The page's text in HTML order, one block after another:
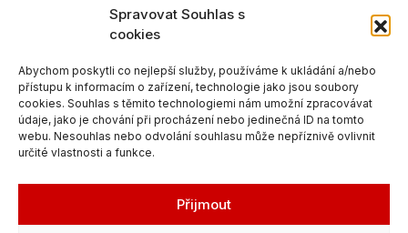
Spravovat Souhlas s
cookies
Abychom poskytli co nejlepší služby, používáme k ukládání a/nebo
přístupu k informacím o zařízení, technologie jako jsou soubory
cookies. Souhlas s těmito technologiemi nám umožní zpracovávat
údaje, jako je chování při procházení nebo jedinečná ID na tomto
webu. Nesouhlas nebo odvolání souhlasu může nepříznivě ovlivnit
určité vlastnosti a funkce.
Přijmout
Stará cesta 116
362 63 Dalovice u Karlových Varů
(u čerpací stanice BENZINA, směr K. Vary - Ostrov)